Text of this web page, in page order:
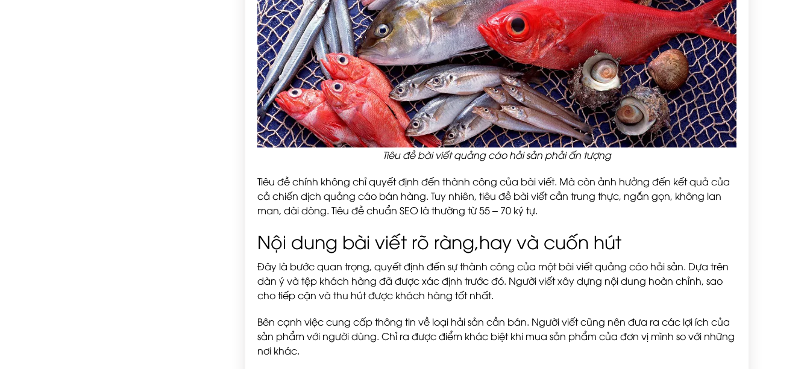
Tiêu đề bài viết quảng cáo hải sản phải ấn tượng
Tiêu đề chính không chỉ quyết định đến thành công của bài viết. Mà còn ảnh hưởng đến kết quả của
cả chiến dịch quảng cáo bán hàng. Tuy nhiên, tiêu đề bài viết cần trung thực, ngắn gọn, không lan
man, dài dòng. Tiêu đề chuẩn SEO là thường từ 55 – 70 ký tự.
Nội dung bài viết rõ ràng,hay và cuốn hút
Đây là bước quan trọng, quyết định đến sự thành công của một bài viết quảng cáo hải sản. Dựa trên
dàn ý và tệp khách hàng đã được xác định trước đó. Người viết xây dựng nội dung hoàn chỉnh, sao
cho tiếp cận và thu hút được khách hàng tốt nhất.
Bên cạnh việc cung cấp thông tin về loại hải sản cần bán. Người viết cũng nên đưa ra các lợi ích của
sản phẩm với người dùng. Chỉ ra được điểm khác biệt khi mua sản phẩm của đơn vị mình so với những
nơi khác.